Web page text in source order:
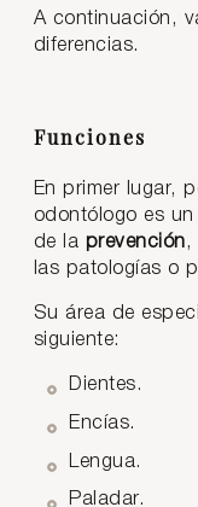
A continuación,
diferencias.
Funciones
En primer lugar,
odontólogo es
de la prevención,
las patologías o
Su área de
siguiente:
Dientes.
Encías.
Lengua.
Paladar.